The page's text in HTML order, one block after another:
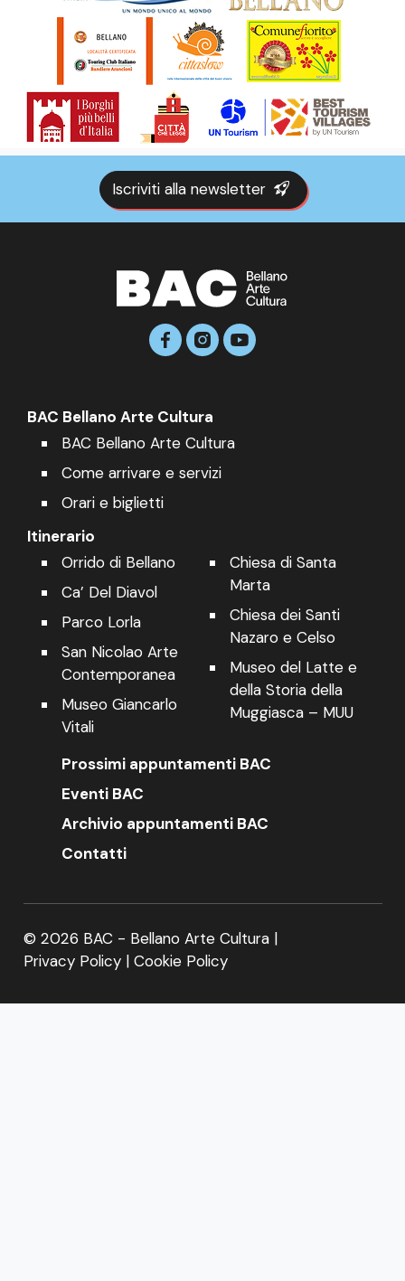
Iscriviti alla newsletter
BAC Bellano Arte Cultura
BAC Bellano Arte Cultura
Come arrivare e servizi
Orari e biglietti
Itinerario
Orrido di Bellano
Ca’ Del Diavol
Parco Lorla
San Nicolao Arte
Contemporanea
Museo Giancarlo
Vitali
Chiesa di Santa
Marta
Chiesa dei Santi
Nazaro e Celso
Museo del Latte e
della Storia della
Muggiasca – MUU
Prossimi appuntamenti BAC
Eventi BAC
Archivio appuntamenti BAC
Contatti
© 2026 BAC - Bellano Arte Cultura |
Privacy Policy| Cookie Policy